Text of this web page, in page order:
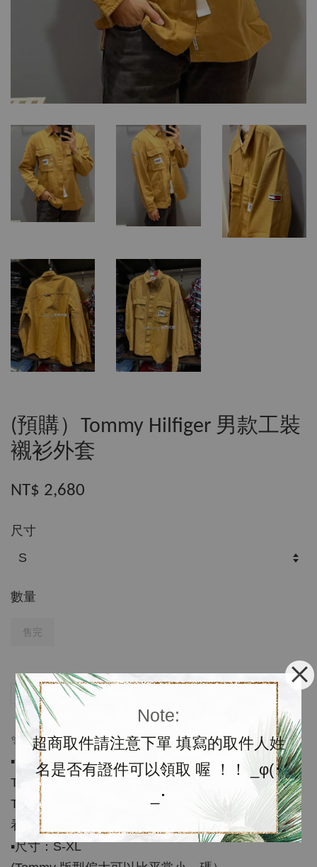
Note:
超商取件請注意下單 填寫的取件人姓
名是否有證件可以領取 喔 ！！ _φ(･
_･
(預購）Tommy Hilfiger 男款工裝
襯衫外套
NT$ 2,680
尺寸
數量
售完
分享 LINE
✨Outlet 連線代購✨
▪️含運代購$2680；預購約3～4週
Tommy 秋冬新裝，這種工裝外套，只要內搭一件素
Tee就很有型，次logo布標設計，帥氣時尚，款式好
看的很難得，喜歡快來選購喔！
▪️尺寸：S-XL